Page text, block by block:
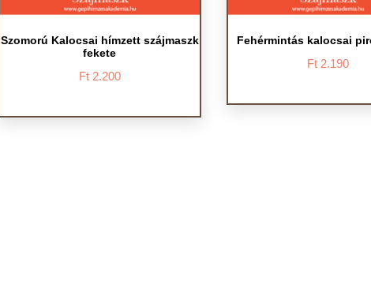
Szomorú Kalocsai hímzett szájmaszk
fekete
Ft2.200
Fehérmintás kalocsai
Ft 2.190